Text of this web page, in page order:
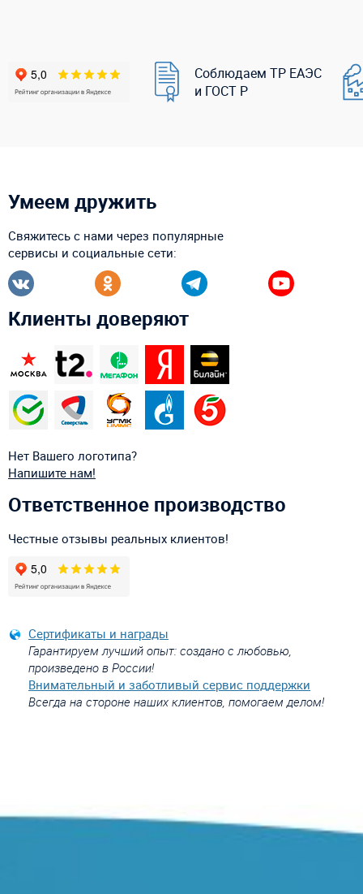
Соблюдаем ТР ЕАЭС
и ГОСТ Р
Умеем дружить
Свяжитесь с нами через популярные
сервисы и социальные сети:
Клиенты доверяют
Нет Вашего логотипа?
Напишите нам!
Ответственное производство
Честные отзывы реальных клиентов!
Сертификаты и награды
Гарантируем лучший опыт: создано с любовью,
произведено в России!
Внимательный и заботливый сервис поддержки
Всегда на стороне наших клиентов, помогаем делом!